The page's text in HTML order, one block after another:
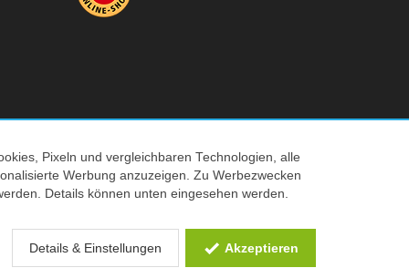
© 2026 Tecedo
Pixeln und vergleichbaren Technologien, alle
Werbung anzuzeigen. Zu Werbezwecken
Details können unten eingesehen werden.
Details & Einstellungen Akzeptieren